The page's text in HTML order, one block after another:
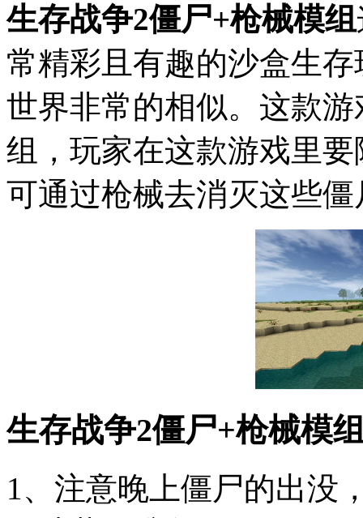
生存战争2僵尸+枪械模组
常精彩且有趣的沙盒生
世界非常的相似。这款
组，玩家在这款游戏里
可通过枪械去消灭这些僵
生存战争2僵尸+枪械模
1、注意晚上僵尸的出没